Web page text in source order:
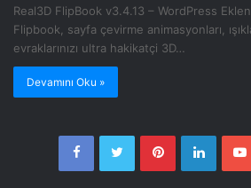
Real3D FlipBook v3.4.13 – WordPress
Flipbook, sayfa çevirme animasyonları,
evraklarınızı ultra hakikatçi 3D…
Devamını Oku »
FacebookTwitterPinterestLinkedIn